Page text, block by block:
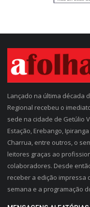
Lançado na última década
Regional recebeu o
sede na cidade de Getúlio
Estação, Erebango,
Charrua, entre outros, o
leitores graças ao
colaboradores. Desde
receber a edição impressa
semana e a programação